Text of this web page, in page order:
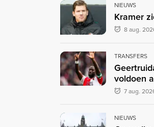
NIEUWS
Kramer
8 aug.
TRANSFERS
voldoen
7 aug.
NIEUWS